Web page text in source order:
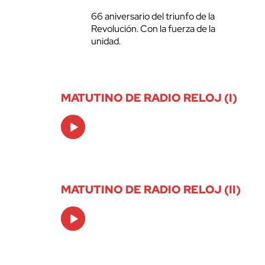
66 aniversario del triunfo de la
Revolución. Con la fuerza de la
unidad.
MATUTINO DE RADIO RELOJ (I)
Audio
Player
MATUTINO DE RADIO RELOJ (II)
Audio
Player